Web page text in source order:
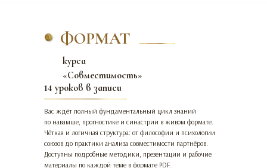
Вас ждёт полный фундаментальный цикл знаний
по навамше, прогностике и синастрии в живом формате.
Чёткая и логичная структура: от философии и психологии
союзов до практики анализа совместимости партнёров.
Доступны подробные методики, презентации и рабочие
материалы по каждой теме в формате PDF.
14 уроков в записи
курса
«Совместимость»
ФОРМАТ